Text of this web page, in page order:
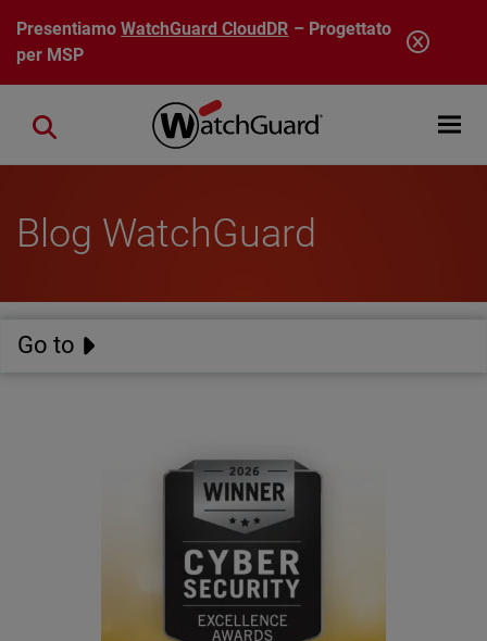
Salta al contenuto principale
PresentiamoWatchGuard CloudDR – Progettato
per MSP
Open
Close search
Blog WatchGuard
Go to